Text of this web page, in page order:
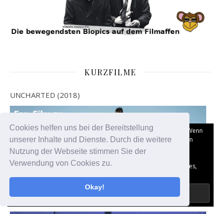
Cookies helfen uns bei der Bereitstellung
unserer Inhalte und Dienste. Durch die weitere
Nutzung der Webseite stimmen Sie der
Verwendung von Cookies zu.
Okay!
KURZFILME
UNCHARTED (2018)
Datenschutz und Cookies: Diese Website verwendet Cookies. Wenn
du die Website weiterhin nutzt, stimmst du der Verwendung von
Cookies zu.
Weitere Informationen, beispielsweise zur Kontrolle von Cookies,